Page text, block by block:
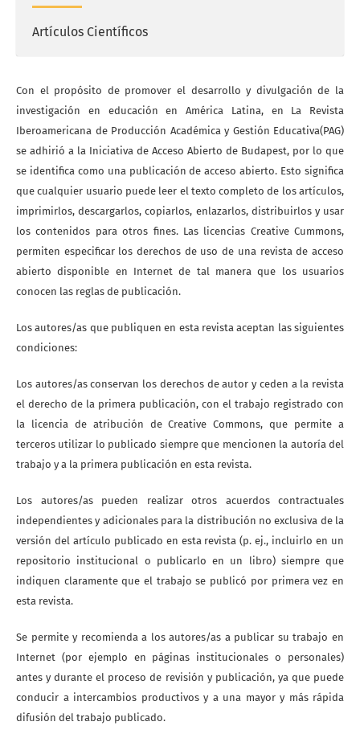
Artículos Científicos
Con el propósito de promover el desarrollo y divulgación de la
investigación en educación en América Latina, en La Revista
Iberoamericana de Producción Académica y Gestión Educativa(PAG)
se adhirió a la Iniciativa de Acceso Abierto de Budapest, por lo que
se identifica como una publicación de acceso abierto. Esto significa
que cualquier usuario puede leer el texto completo de los artículos,
imprimirlos, descargarlos, copiarlos, enlazarlos, distribuirlos y usar
los contenidos para otros fines. Las licencias Creative Cummons,
permiten especificar los derechos de uso de una revista de acceso
abierto disponible en Internet de tal manera que los usuarios
conocen las reglas de publicación.
Los autores/as que publiquen en esta revista aceptan las siguientes
condiciones:
Los autores/as conservan los derechos de autor y ceden a la revista
el derecho de la primera publicación, con el trabajo registrado con
la licencia de atribución de Creative Commons, que permite a
terceros utilizar lo publicado siempre que mencionen la autoría del
trabajo y a la primera publicación en esta revista.
Los autores/as pueden realizar otros acuerdos contractuales
independientes y adicionales para la distribución no exclusiva de la
versión del artículo publicado en esta revista (p. ej., incluirlo en un
repositorio institucional o publicarlo en un libro) siempre que
indiquen claramente que el trabajo se publicó por primera vez en
esta revista.
Se permite y recomienda a los autores/as a publicar su trabajo en
Internet (por ejemplo en páginas institucionales o personales)
antes y durante el proceso de revisión y publicación, ya que puede
conducir a intercambios productivos y a una mayor y más rápida
difusión del trabajo publicado.